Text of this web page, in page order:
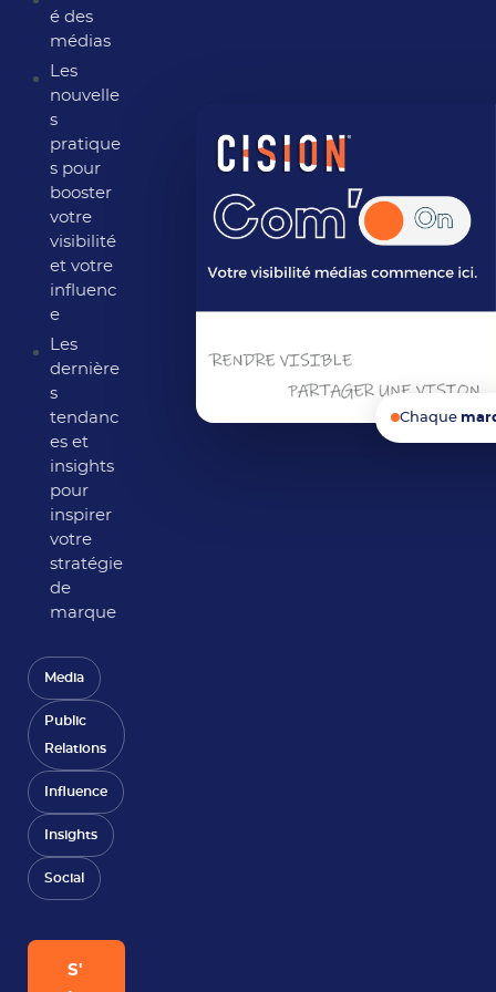
é des
médias
Les
nouvelle
s
pratique
s pour
booster
votre
visibilité
et votre
influenc
e
Les
dernière
s
tendanc
es et
insights
pour
inspirer
votre
stratégie
de
marque
Media
Public
Relations
Influence
Insights
Social
S'
Chaque